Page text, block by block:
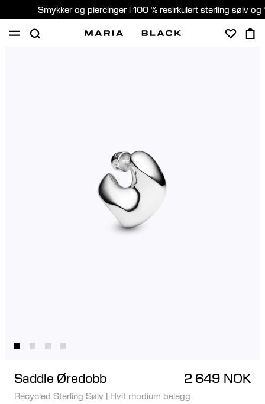
Smykker og piercinger i 100 % resirkulert sterling sølv og
Saddle Øredobb 2 649 NOK
Recycled Sterling Sølv | Hvit rhodium belegg